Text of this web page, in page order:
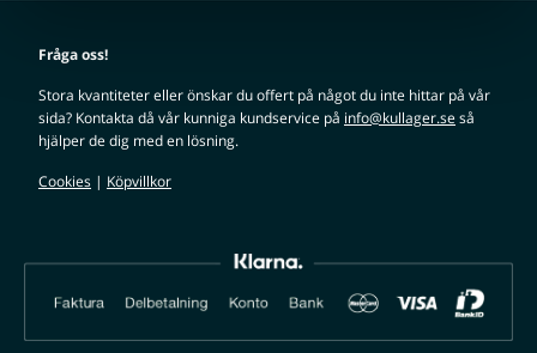
Fråga oss!
Stora kvantiteter eller önskar du offert på något du inte hittar på vår
sida? Kontakta då vår kunniga kundservice på info@kullager.seså
hjälper de dig med en lösning.
Cookies | Köpvillkor